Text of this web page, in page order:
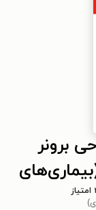
برونر
(بیماری‌های